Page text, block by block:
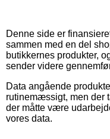
Denne side er
sammen med en del
butikkernes produkter,
sender videre
Data angående
rutinemæssigt, men der
der måtte være
vores data.